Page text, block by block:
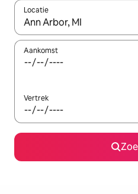
Locatie
Wanneer er resultaten
Aankomst
Vertrek